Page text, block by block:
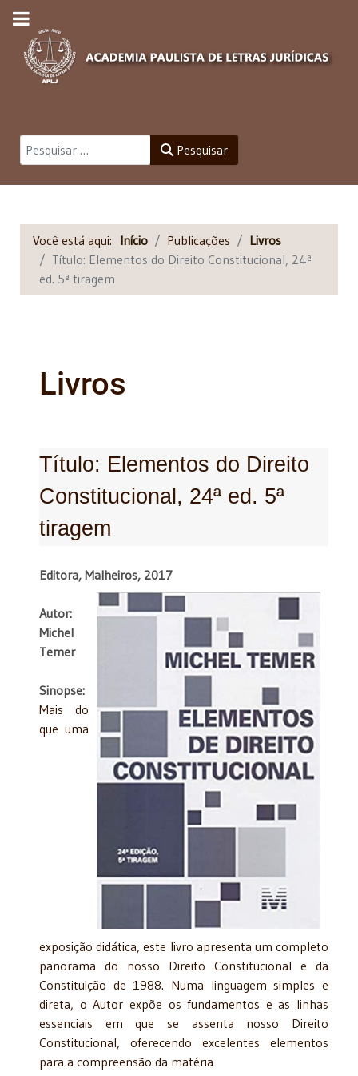
Pesquisar Pesquisar
Você está aqui: Início Publicações
Livros
Título: Elementos do Direito Constitucional, 24ª
ed. 5ª tiragem
Livros
Título: Elementos do Direito
Constitucional, 24ª ed. 5ª
tiragem
Editora, Malheiros, 2017
Autor:
Michel
Temer
Sinopse:
Mais do
que uma
exposição didática, este livro apresenta um completo
panorama do nosso Direito Constitucional e da
Constituição de 1988. Numa linguagem simples e
direta, o Autor expõe os fundamentos e as linhas
essenciais em que se assenta nosso Direito
Constitucional, oferecendo excelentes elementos
para a compreensão da matéria